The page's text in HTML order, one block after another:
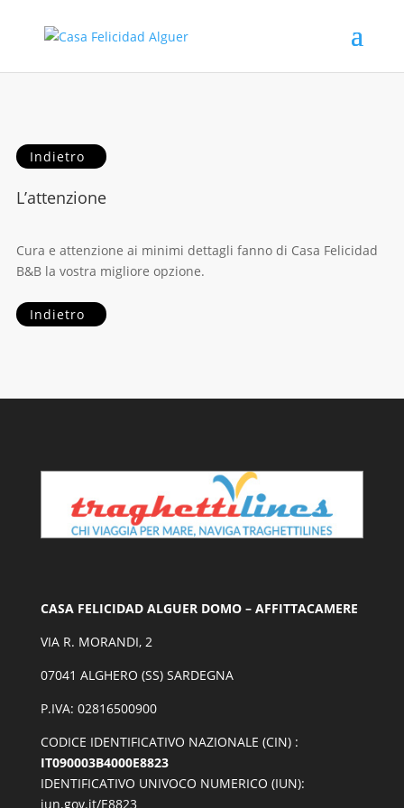
Indietro
L’attenzione
Cura e attenzione ai minimi dettagli fanno di Casa Felicidad
B&B la vostra migliore opzione.
Indietro
CASA FELICIDAD ALGUER DOMO – AFFITTACAMERE
VIA R. MORANDI, 2
07041 ALGHERO (SS) SARDEGNA
P.IVA: 02816500900
CODICE IDENTIFICATIVO NAZIONALE (CIN) :
IT090003B4000E8823
IDENTIFICATIVO UNIVOCO NUMERICO (IUN):
iun.gov.it/E8823